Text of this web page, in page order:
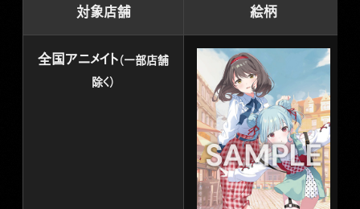
対象店舗 絵柄
全国アニメイト（一部店舗
除く）